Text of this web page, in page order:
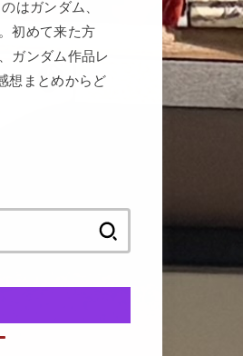
はガンダム、
初めて来た方
ガンダム作品レ
想まとめからど